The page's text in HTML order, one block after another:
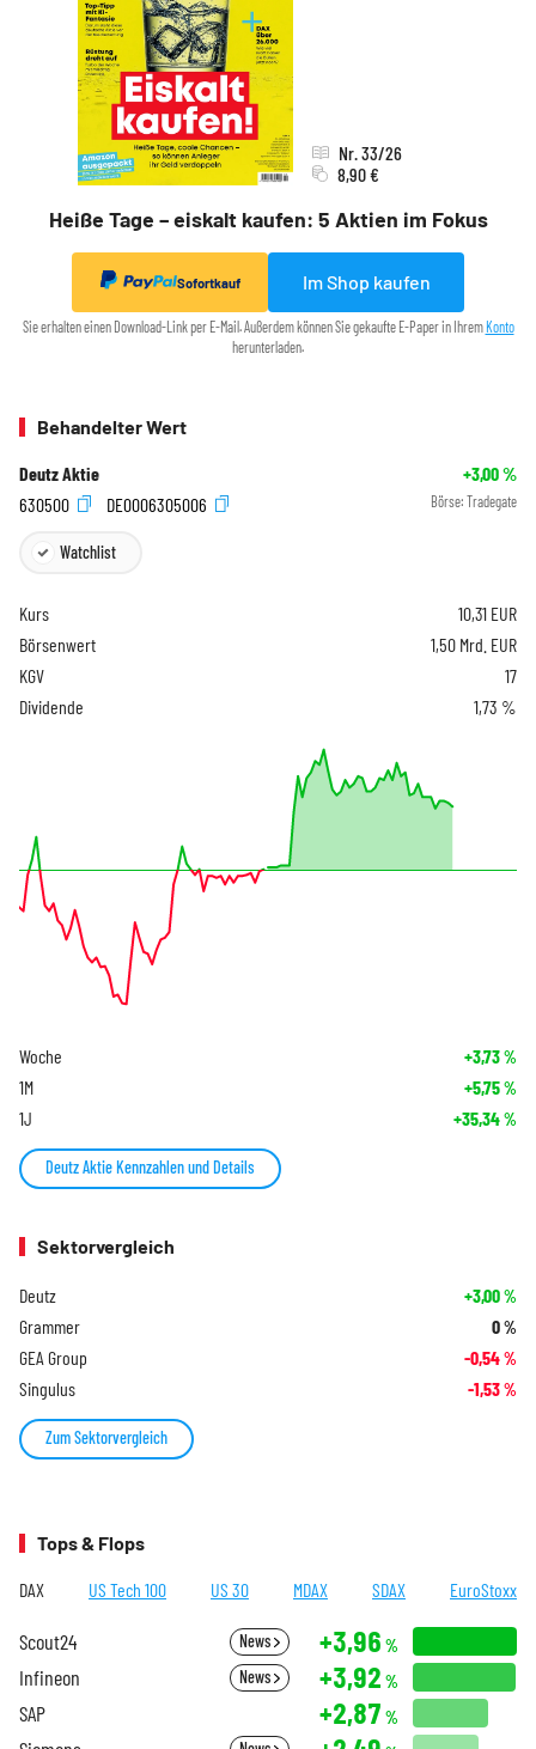
Heiße Tage – eiskalt kaufen: 5 Aktien im Fokus
Nr. 33/26
8,90 €
Sofortkauf Im Shop kaufen
Sie erhalten einen Download-Link per E-Mail. Außerdem können Sie gekaufte E-Paper in Ihrem Konto
herunterladen.
Behandelter Wert
Deutz Aktie +3,00%
630500
DE0006305006 Börse: Tradegate
Watchlist
Kurs 10,31 EUR
Börsenwert
1,50 Mrd. EUR
KGV
17
Dividende
1,73 %
Woche +3,73%
1M +5,75%
1J +35,34%
Deutz Aktie Kennzahlen und Details
Sektorvergleich
Deutz +3,00%
Grammer 0%
GEA Group -0,54%
Singulus -1,53%
Zum Sektorvergleich
Tops & Flops
DAX US Tech 100 US 30 MDAX SDAX EuroStoxx
Scout24 News +3,96 %
Infineon News +3,92 %
SAP +2,87 %